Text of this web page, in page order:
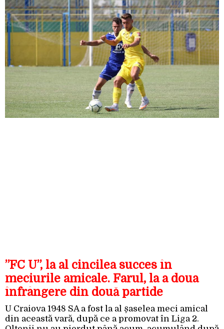
”FC U”, la al cincilea succes în
meciurile amicale. Farul, la a doua
înfrângere din două partide
U Craiova 1948 SA a fost la al șaselea meci amical
din această vară, după ce a promovat în Liga 2.